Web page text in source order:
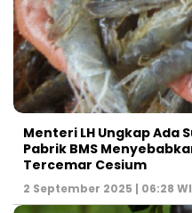
Menteri LH Ungkap Ada
Pabrik BMS
Tercemar Cesium
2 September 2025 | 06:28